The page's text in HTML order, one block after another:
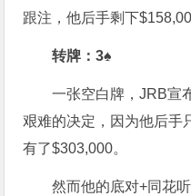
跟注，他后手剩下
转牌：3♠
一张空白牌，JRB宣
艰难的决定，因为他后手
有了$303,000。
然而他的底对+同花